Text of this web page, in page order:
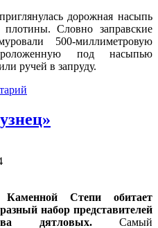
дорожная насыпь
Словно заправские
500-миллиметровую
под насыпью
ручей в запруду.
Степи обитает
набор представителей
дятловых.Самый